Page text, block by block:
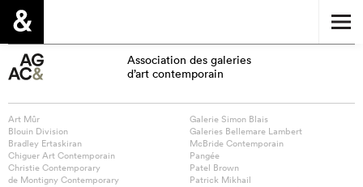
Association des galeries
d’art contemporain
Art Mûr
Blouin Division
Bradley Ertaskiran
Chiguer Art Contemporain
Christie Contemporary
de Montigny Contemporary
Galerie Simon Blais
Galeries Bellemare Lambert
McBride Contemporain
Pangée
Patel Brown
Patrick Mikhail